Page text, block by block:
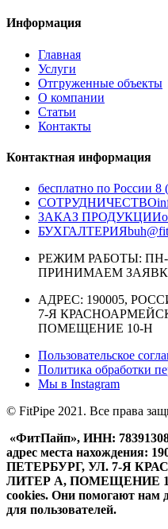
Информация
Главная
Услуги
Отгруженные объекты
О компании
Статьи
Контакты
Контактная информация
бесплатно по России 8
СОТРУДНИЧЕСТВО
ЗАКАЗ ПРОДУКЦИИ
БУХГАЛТЕРИЯ
РЕЖИМ РАБОТЫ: ПН-
ПРИНИМАЕМ
АДРЕС: 190005,
7-Я
ПОМЕЩЕНИЕ 10-Н
Пользовательское
Политика обработки
Мы в Instagram
© FitPipe 2021. Все права
«ФитПайп», ИНН:
адрес места нахождения:
ПЕТЕРБУРГ, УЛ. 7-Я
ЛИТЕР А, ПОМЕЩЕНИЕ
cookies. Они помогают нам
для пользователей.